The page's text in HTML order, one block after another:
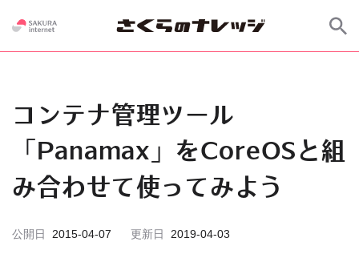
コンテナ管理ツール
「Panamax」をCoreOSと組
み合わせて使ってみよう
公開日 2015-04-07 更新日 2019-04-03